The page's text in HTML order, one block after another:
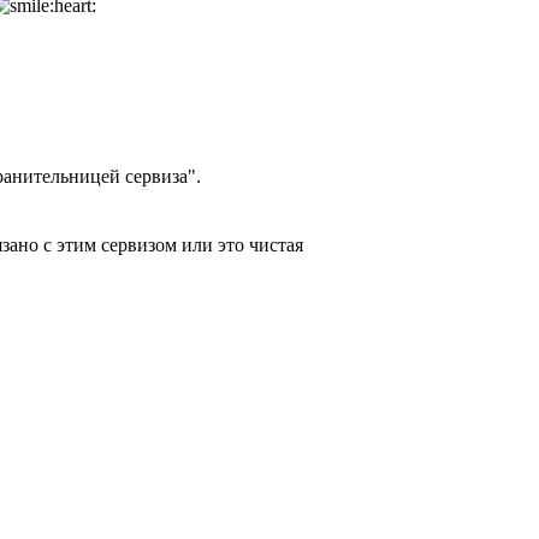
сервиза".
с этим сервизом или это чистая